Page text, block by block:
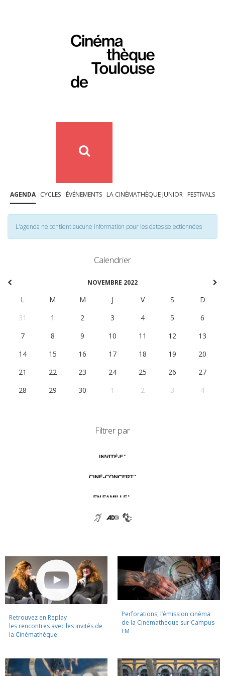
AGENDA CYCLES ÉVÉNEMENTS LA CINÉMATHÈQUE JUNIOR FESTIVALS
L'agenda ne contient aucune information pour les dates selectionnées
Calendrier
NOVEMBRE 2022
L M M J V S
D
31
1 2 3 4 5
6
7
8 9 10 11 12
13
14
15 16 17 18 19
20
21
22 23 24 25 26
27
28
29 30 1 2 3 4
Filtrer par
Retrouvez en Replay
les rencontres avec les invités de
la Cinémathèque
Perforations, l’émission cinéma
de la Cinémathèque sur Campus
FM